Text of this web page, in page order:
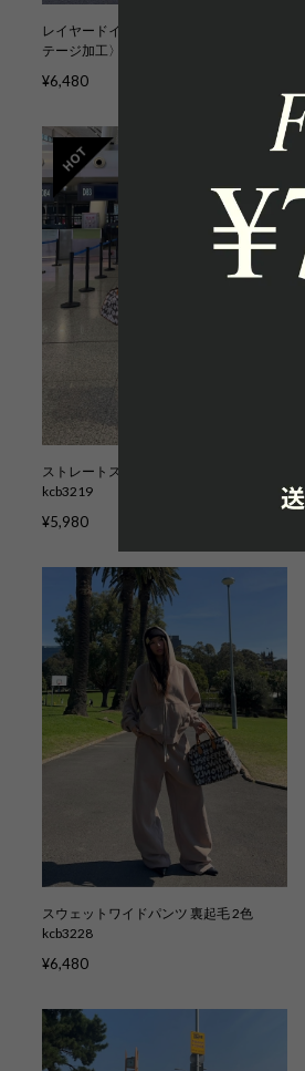
レイヤードイージーパンツ 3色〈ヴィン
テージ加工〉kcb3226
¥6,480
ストレートスウェットパンツ 2色
kcb3219
¥5,980
スウェットワイドパンツ 裏起毛 2色
kcb3228
¥6,480